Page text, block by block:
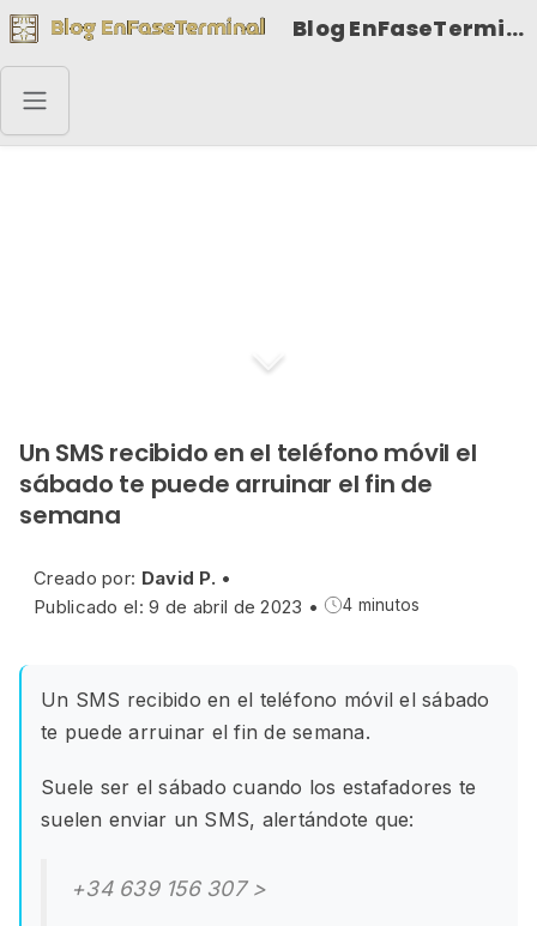
Blog EnFaseTerminal
Un SMS recibido en el teléfono móvil el
sábado te puede arruinar el fin de
semana
Creado por: David P. •
Publicado el: 9 de abril de 2023 • 4 minutos
Un SMS recibido en el teléfono móvil el sábado
te puede arruinar el fin de semana.
Suele ser el sábado cuando los estafadores te
suelen enviar un SMS, alertándote que:
+34 639 156 307 >